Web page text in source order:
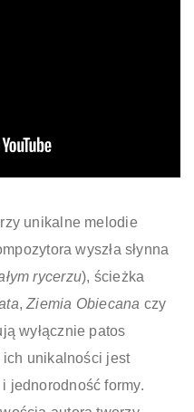
unikalne melodie
wyszła słynna
łym rycerzu), ścieżka
,Ziemia Obiecana czy
wyłącznie patos
ich unikalności jest
jednorodność formy.